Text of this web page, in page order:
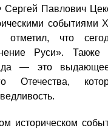
Сергей Павлович
событиями
что
Руси». Также
— это
Отечества,
историческом